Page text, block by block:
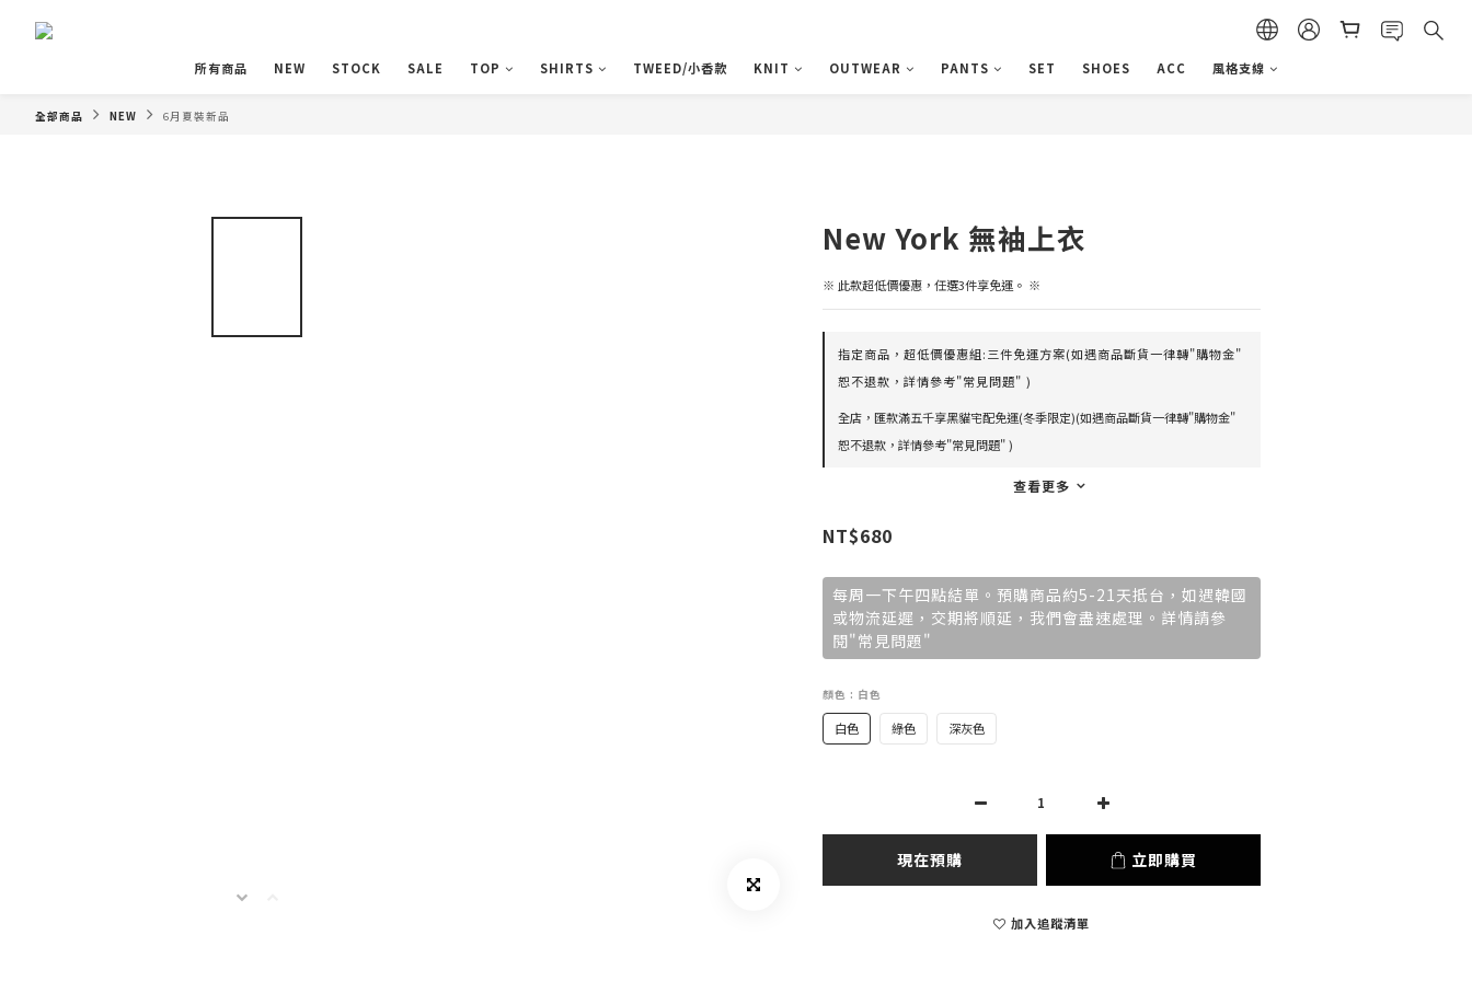
所有商品 NEW STOCK SALE TOP SHIRTS TWEED/小香款 KNIT OUTWEAR PANTS SET SHOES ACC 風格支線
全部商品 NEW 6月夏裝新品
New York 無袖上衣
※ 此款超低價優惠，任選3件享免運。 ※
指定商品，超低價優惠組:三件免運方案(如遇商品斷貨一律轉"購物金"
恕不退款，詳情參考"常見問題" )
全店，匯款滿五千享黑貓宅配免運(冬季限定)(如遇商品斷貨一律轉"購物金"
恕不退款，詳情參考"常見問題" )
查看更多
NT$680
每周一下午四點結單。預購商品約5-21天抵台，如遇韓國
或物流延遲，交期將順延，我們會盡速處理。詳情請參
閱"常見問題"
顏色 : 白色
白色 綠色 深灰色
現在預購 立即購買
加入追蹤清單